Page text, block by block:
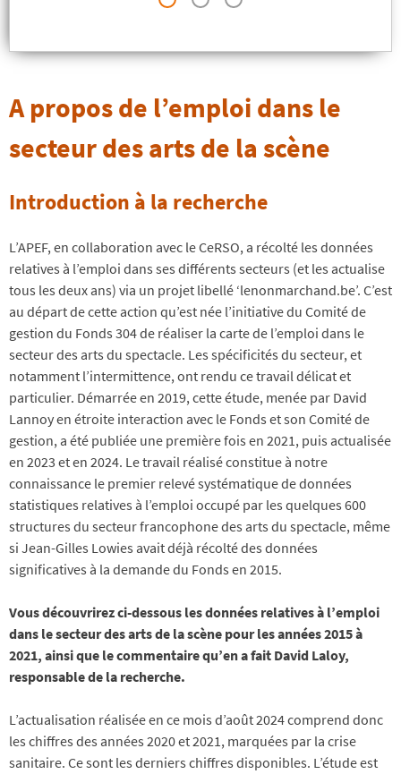
A propos de l’emploi dans le
secteur des arts de la scène
Introduction à la recherche
L’APEF, en collaboration avec le CeRSO, a récolté les données
relatives à l’emploi dans ses différents secteurs (et les actualise
tous les deux ans) via un projet libellé ‘lenonmarchand.be’. C’est
au départ de cette action qu’est née l’initiative du Comité de
gestion du Fonds 304 de réaliser la carte de l’emploi dans le
secteur des arts du spectacle. Les spécificités du secteur, et
notamment l’intermittence, ont rendu ce travail délicat et
particulier. Démarrée en 2019, cette étude, menée par David
Lannoy en étroite interaction avec le Fonds et son Comité de
gestion, a été publiée une première fois en 2021, puis actualisée
en 2023 et en 2024. Le travail réalisé constitue à notre
connaissance le premier relevé systématique de données
statistiques relatives à l’emploi occupé par les quelques 600
structures du secteur francophone des arts du spectacle, même
si Jean-Gilles Lowies avait déjà récolté des données
significatives à la demande du Fonds en 2015.
Vous découvrirez ci-dessous les données relatives à l’emploi
dans le secteur des arts de la scène pour les années 2015 à
2021, ainsi que le commentaire qu’en a fait David Laloy,
responsable de la recherche.
L’actualisation réalisée en ce mois d’août 2024 comprend donc
les chiffres des années 2020 et 2021, marquées par la crise
sanitaire. Ce sont les derniers chiffres disponibles. L’étude est